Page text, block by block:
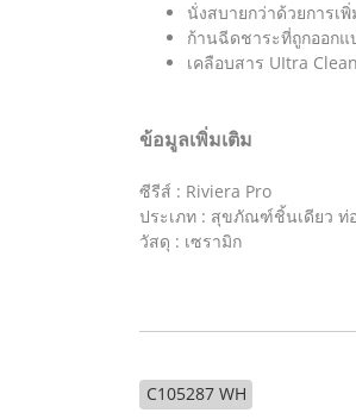
นั่งสบายกว่าด้วยการเ
ก้านฉีดชาระที่ถูกออก
เคลือบสาร UItra
ข้อมูลเพิ่มเติม
ซีรีส์ : Riviera Pro
ประเภท : สุขภัณฑ์ชิ้นเดียว ท่
วัสดุ : เซรามิก
C105287 WH